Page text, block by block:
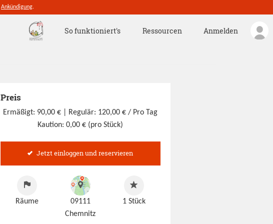
Ankündigung.
So funktioniert's Ressourcen Anmelden
Preis
Ermäßigt: 90,00 €
| Regulär: 120,00 € / Pro Tag
Kaution: 0,00 € (pro Stück)
Jetzt einloggen und reservieren
Räume
09111
Chemnitz
1 Stück